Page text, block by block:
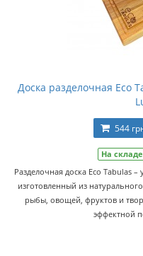
Доска разделочная Eco
544
На складе
Разделочная доска Eco Tabulas
изготовленный из
рыбы, овощей, фруктов и
эффектной